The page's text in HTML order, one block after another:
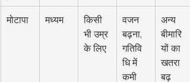
मोटापा मध्यम
किसी
भी उम्र
के लिए
वजन
बढ़ना,
गतिवि
धि में
कमी
अन्य
बीमारि
यों का
खतरा
बढ़